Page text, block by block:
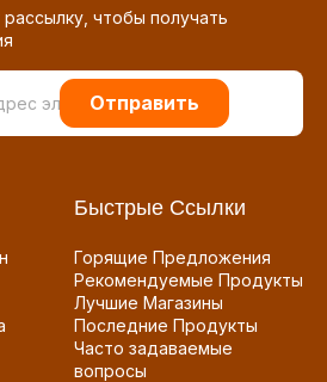
чтобы получать
Отправить
Быстрые Ссылки
Горящие Предложения
Рекомендуемые Продукты
Лучшие Магазины
Последние Продукты
Часто задаваемые
вопросы